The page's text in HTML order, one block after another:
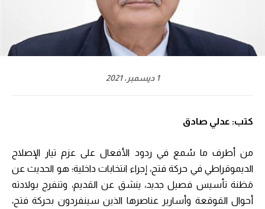
1 ديسمبر، 2021
كتب: عدلي صادق
من أطرف ما سُمع في ردود الأفعال على عزم تيار الإصلاح
الديموقراطي في حركة فتح، إجراء انتخابات داخلية؛ هو الحديث عن
مَظنة تأسيس فصيل جديد، ينشق عن القديم، وتنفرج بولادته
أحوال القوقعة وأسارير عناصرها الذين سينفردون بحركة فتح،